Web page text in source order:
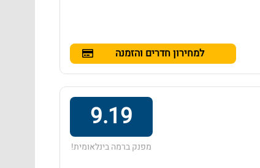
למחירון חדרים והזמנה
9.19
מפנק ברמה בינלאומית!